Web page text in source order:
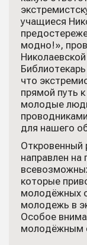
учащиеся
модно!»,
что
прямой путь
молодые
для нашего
Откровенный
направлен на
которые
молодёжных
молодежь в
Особое
молодёжным